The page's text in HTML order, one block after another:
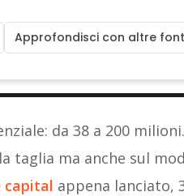
Approfondisci con altre
da 38 a 200
taglia ma anche sul
capital appena lanciato,